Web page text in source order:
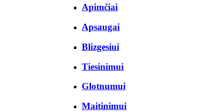
Apimčiai
Apsaugai
Blizgesiui
Tiesinimui
Glotnumui
Maitinimui